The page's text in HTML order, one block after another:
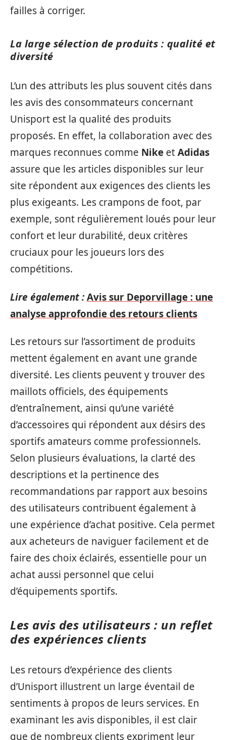
failles à corriger.
La large sélection de produits : qualité et
diversité
L’un des attributs les plus souvent cités dans
les avis des consommateurs concernant
Unisport est la qualité des produits
proposés. En effet, la collaboration avec des
marques reconnues comme Nike etAdidas
assure que les articles disponibles sur leur
site répondent aux exigences des clients les
plus exigeants. Les crampons de foot, par
exemple, sont régulièrement loués pour leur
confort et leur durabilité, deux critères
cruciaux pour les joueurs lors des
compétitions.
Lire également :Avis sur Deporvillage : une
analyse approfondie des retours clients
Les retours sur l’assortiment de produits
mettent également en avant une grande
diversité. Les clients peuvent y trouver des
maillots officiels, des équipements
d’entraînement, ainsi qu’une variété
d’accessoires qui répondent aux désirs des
sportifs amateurs comme professionnels.
Selon plusieurs évaluations, la clarté des
descriptions et la pertinence des
recommandations par rapport aux besoins
des utilisateurs contribuent également à
une expérience d’achat positive. Cela permet
aux acheteurs de naviguer facilement et de
faire des choix éclairés, essentielle pour un
achat aussi personnel que celui
d’équipements sportifs.
Les avis des utilisateurs : un reflet
des expériences clients
Les retours d’expérience des clients
d’Unisport illustrent un large éventail de
sentiments à propos de leurs services. En
examinant les avis disponibles, il est clair
que de nombreux clients expriment leur